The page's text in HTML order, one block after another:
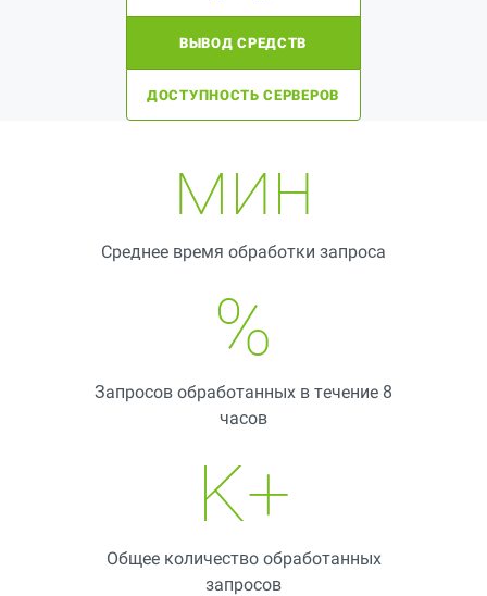
ВЫВОД СРЕДСТВ
ДОСТУПНОСТЬ СЕРВЕРОВ
мин
Среднее время обработки запроса
%
Запросов обработанных в течение 8
часов
K+
Общее количество обработанных
запросов